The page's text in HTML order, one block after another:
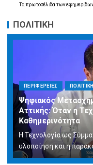
Τα πρωτοσέλιδα των
ΠΟΛΙΤΙΚΗ
ΠΕΡΙΦΕΡΕΙΕΣ ΠΟΛΙΤΙΚΗ
Ψηφιακός
Αττικής: Όταν η
Καθημερινότητα
Η Τεχνολογία ως
υλοποίηση και η